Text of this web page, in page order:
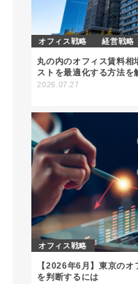
オフィス戦略 経営戦略
丸の内のオフィス賃料相
ストを最適化する方法を
2026.07.27
オフィス戦略
【2026年6月】東京の
を判断するには